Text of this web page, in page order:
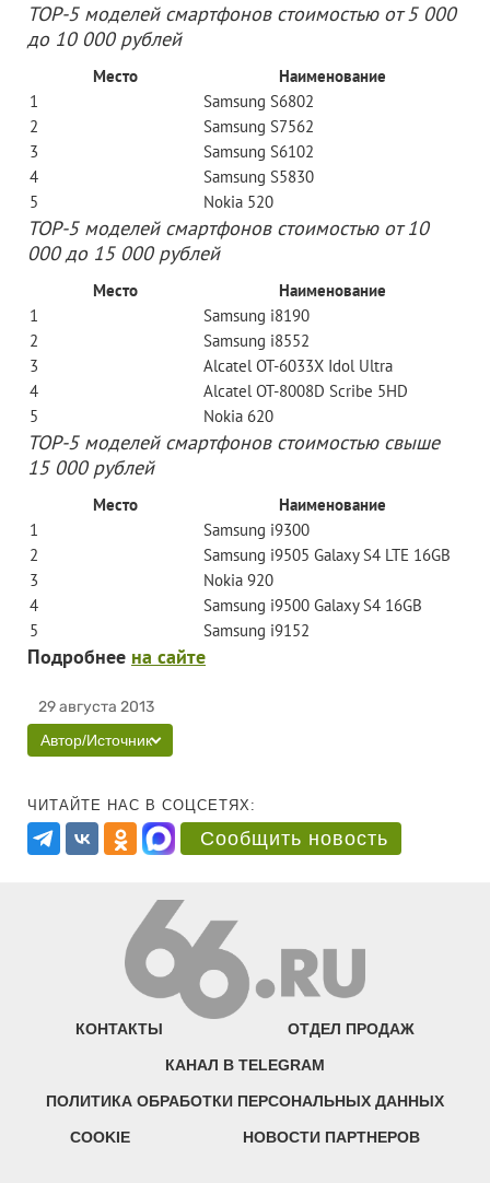
ТОР-5 моделей смартфонов стоимостью от 5 000
до 10 000 рублей
Место
Наименование
1
Samsung S6802
2
Samsung S7562
3
Samsung S6102
4
Samsung S5830
5
Nokia 520
ТОР-5 моделей смартфонов стоимостью от 10
000 до 15 000 рублей
Место
Наименование
1
Samsung i8190
2
Samsung i8552
3
Alcatel OT-6033X Idol Ultra
4
Alcatel OT-8008D Scribe 5HD
5
Nokia 620
ТОР-5 моделей смартфонов стоимостью свыше
15 000 рублей
Место
Наименование
1
Samsung i9300
2
Samsung i9505 Galaxy S4 LTE 16GB
3
Nokia 920
4
Samsung i9500 Galaxy S4 16GB
5
Samsung i9152
Подробнее на сайте
29 августа 2013
Автор/Источник
ЧИТАЙТЕ НАС В СОЦСЕТЯХ:
Сообщить новость
КОНТАКТЫ ОТДЕЛ ПРОДАЖ
КАНАЛ В TELEGRAM
ПОЛИТИКА ОБРАБОТКИ ПЕРСОНАЛЬНЫХ ДАННЫХ
COOKIE НОВОСТИ ПАРТНЕРОВ